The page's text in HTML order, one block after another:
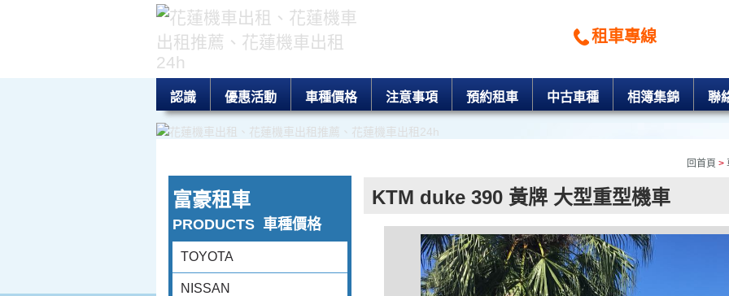
租車專線
認識 優惠活動 車種價格 注意事項 預約租車 中古車種 相簿集錦 聯
富豪租車
PRODUCTS 車種價格
TOYOTA
NISSAN
回首頁 >
KTM duke 390 黃牌 大型重型機車